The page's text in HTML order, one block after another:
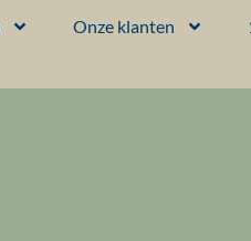
Onze klanten